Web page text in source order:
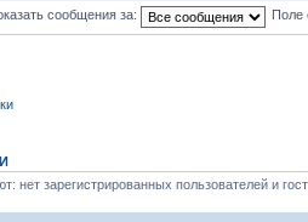
сообщения за: Поле
нет зарегистрированных пользователей и